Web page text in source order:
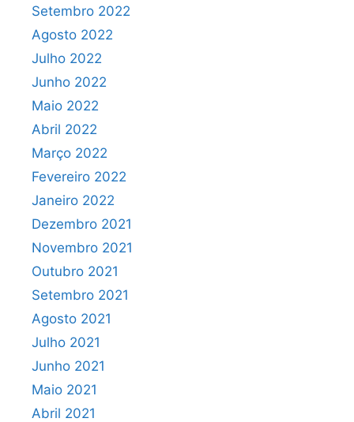
Setembro 2022
Agosto 2022
Julho 2022
Junho 2022
Maio 2022
Abril 2022
Março 2022
Fevereiro 2022
Janeiro 2022
Dezembro 2021
Novembro 2021
Outubro 2021
Setembro 2021
Agosto 2021
Julho 2021
Junho 2021
Maio 2021
Abril 2021